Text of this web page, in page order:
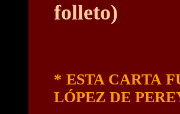
folleto)
* ESTA CARTA
LÓPEZ DE